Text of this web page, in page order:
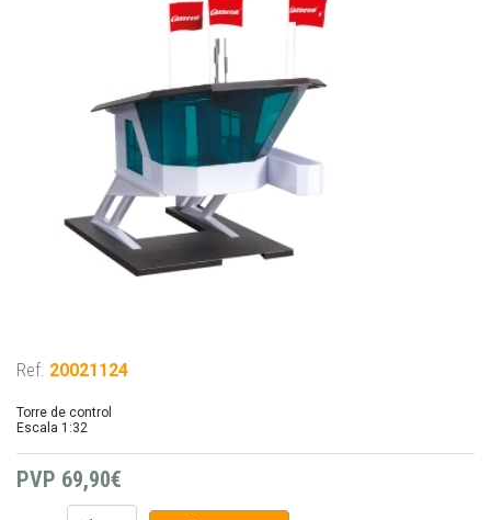
Ref. 20021124
Torre de control
Escala 1:32
PVP 69,90€